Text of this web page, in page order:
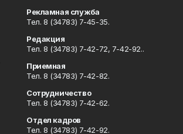
Рекламная служба
Тел. 8 (34783) 7-45-35.
Редакция
Тел. 8 (34783) 7-42-72, 7-42-92..
Приемная
Тел. 8 (34783) 7-42-82.
Сотрудничество
Тел. 8 (34783) 7-42-62.
Отдел кадров
Тел. 8 (34783) 7-42-92.